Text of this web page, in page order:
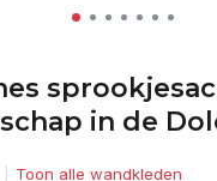
in de
Toon alle wandkleden